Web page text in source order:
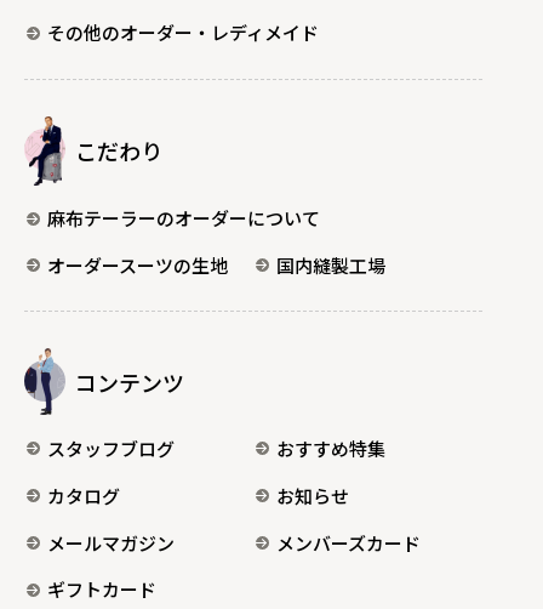
その他のオーダー・レディメイド
こだわり
麻布テーラーのオーダーについて
オーダースーツの生地
国内縫製工場
コンテンツ
スタッフブログ
おすすめ特集
カタログ
お知らせ
メールマガジン
メンバーズカード
ギフトカード